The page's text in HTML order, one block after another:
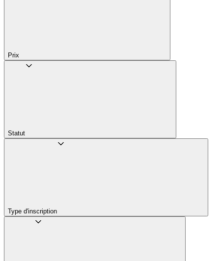
Prix
Statut
Type d'inscription